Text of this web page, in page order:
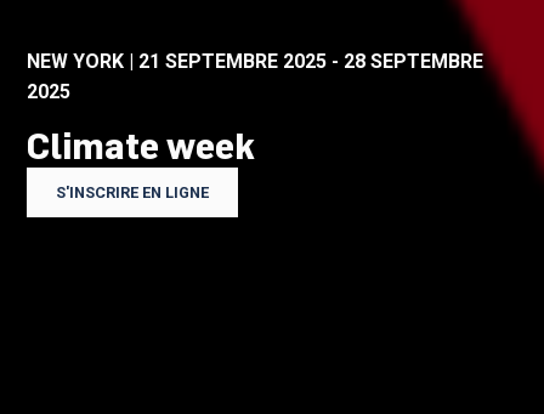
NEW YORK | 21 SEPTEMBRE 2025 - 28 SEPTEMBRE
2025
Climate week
S'INSCRIRE EN LIGNE